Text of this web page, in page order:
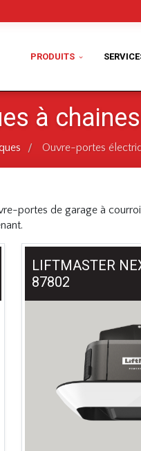
PRODUITS
à chaines
/ Ouvre-portes
portes de garage à
LIFTMASTER
87802